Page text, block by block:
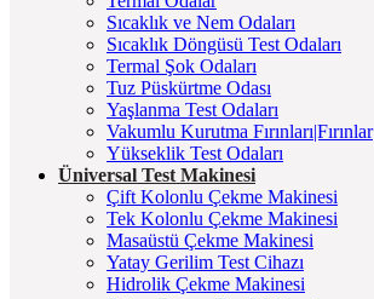
Sıcaklık ve Nem Odaları
Sıcaklık Döngüsü Test Odaları
Termal Şok Odaları
Tuz Püskürtme Odası
Yaşlanma Test Odaları
Vakumlu Kurutma Fırınları|Fırınlar
Yükseklik Test Odaları
Üniversal Test Makinesi
Çift Kolonlu Çekme Makinesi
Tek Kolonlu Çekme Makinesi
Masaüstü Çekme Makinesi
Yatay Gerilim Test Cihazı
Hidrolik Çekme Makinesi